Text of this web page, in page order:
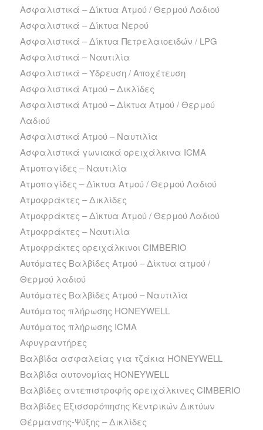
Ασφαλιστικά – Δίκτυα Ατμού / Θερμού Λαδιού
Ασφαλιστικά – Δίκτυα Νερού
Ασφαλιστικά – Δίκτυα Πετρελαιοειδών / LPG
Ασφαλιστικά – Ναυτιλία
Ασφαλιστικά – Ύδρευση / Αποχέτευση
Ασφαλιστικά Ατμού – Δικλίδες
Ασφαλιστικά Ατμού – Δίκτυα Ατμού / Θερμού
Λαδιού
Ασφαλιστικά Ατμού – Ναυτιλία
Ασφαλιστικά γωνιακά ορειχάλκινα ICMA
Ατμοπαγίδες – Ναυτιλία
Ατμοπαγίδες – Δίκτυα Ατμού / Θερμού Λαδιού
Ατμοφράκτες – Δικλίδες
Ατμοφράκτες – Δίκτυα Ατμού / Θερμού Λαδιού
Ατμοφράκτες – Ναυτιλία
Ατμοφράκτες ορειχάλκινοι CIMBERIO
Αυτόματες Βαλβίδες Ατμού – Δίκτυα ατμού /
Θερμού λαδιού
Αυτόματες Βαλβίδες Ατμού – Ναυτιλία
Αυτόματος πλήρωσης HONEYWELL
Αυτόματος πλήρωσης ICMA
Αφυγραντήρες
Βαλβίδα ασφαλείας για τζάκια HONEYWELL
Βαλβίδα αυτονομίας HONEYWELL
Βαλβίδες αντεπιστροφής ορειχάλκινες CIMBERIO
Βαλβίδες Εξισσορόπησης Κεντρικών Δικτύων
Θέρμανσης-Ψύξης – Δικλίδες